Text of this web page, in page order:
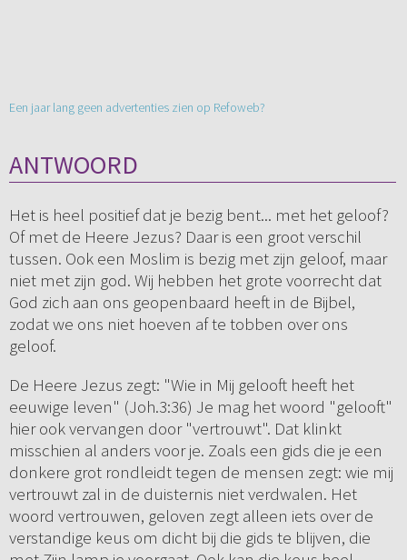
Een jaar lang geen advertenties zien op Refoweb?
ANTWOORD
Het is heel positief dat je bezig bent... met het geloof?
Of met de Heere Jezus? Daar is een groot verschil
tussen. Ook een Moslim is bezig met zijn geloof, maar
niet met zijn god. Wij hebben het grote voorrecht dat
God zich aan ons geopenbaard heeft in de Bijbel,
zodat we ons niet hoeven af te tobben over ons
geloof.
De Heere Jezus zegt: "Wie in Mij gelooft heeft het
eeuwige leven" (Joh.3:36) Je mag het woord "gelooft"
hier ook vervangen door "vertrouwt". Dat klinkt
misschien al anders voor je. Zoals een gids die je een
donkere grot rondleidt tegen de mensen zegt: wie mij
vertrouwt zal in de duisternis niet verdwalen. Het
woord vertrouwen, geloven zegt alleen iets over de
verstandige keus om dicht bij die gids te blijven, die